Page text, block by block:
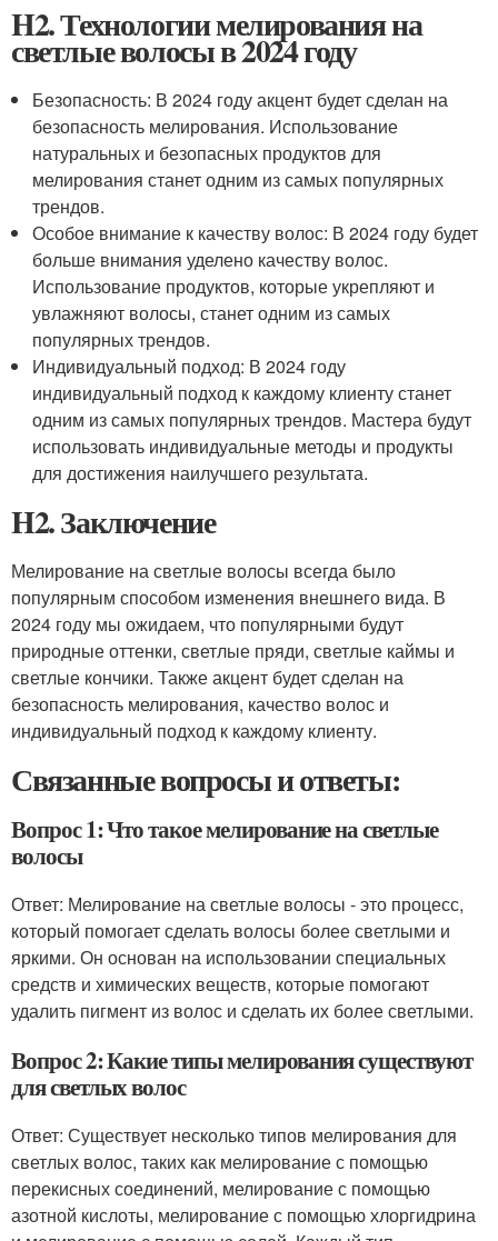
H2. Технологии мелирования на
светлые волосы в 2024 году
Безопасность: В 2024 году акцент будет сделан на
безопасность мелирования. Использование
натуральных и безопасных продуктов для
мелирования станет одним из самых популярных
трендов.
Особое внимание к качеству волос: В 2024 году будет
больше внимания уделено качеству волос.
Использование продуктов, которые укрепляют и
увлажняют волосы, станет одним из самых
популярных трендов.
Индивидуальный подход: В 2024 году
индивидуальный подход к каждому клиенту станет
одним из самых популярных трендов. Мастера будут
использовать индивидуальные методы и продукты
для достижения наилучшего результата.
H2. Заключение
Мелирование на светлые волосы всегда было
популярным способом изменения внешнего вида. В
2024 году мы ожидаем, что популярными будут
природные оттенки, светлые пряди, светлые каймы и
светлые кончики. Также акцент будет сделан на
безопасность мелирования, качество волос и
индивидуальный подход к каждому клиенту.
Связанные вопросы и ответы:
Вопрос 1: Что такое мелирование на светлые
волосы
Ответ: Мелирование на светлые волосы - это процесс,
который помогает сделать волосы более светлыми и
яркими. Он основан на использовании специальных
средств и химических веществ, которые помогают
удалить пигмент из волос и сделать их более светлыми.
Вопрос 2: Какие типы мелирования существуют
для светлых волос
Ответ: Существует несколько типов мелирования для
светлых волос, таких как мелирование с помощью
перекисных соединений, мелирование с помощью
азотной кислоты, мелирование с помощью хлоргидрина